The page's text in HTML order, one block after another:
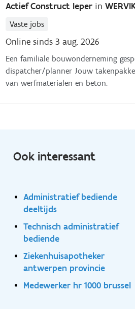
Actief Construct Ieper in
Vaste jobs
Online sinds 3 aug. 2026
Een familiale bouwonderneming
dispatcher/planner Jouw
van werfmaterialen en beton.
Ook interessant
Administratief bediende
deeltijds
Technisch administratief
bediende
Ziekenhuisapotheker
antwerpen provincie
Medewerker hr 1000 brussel